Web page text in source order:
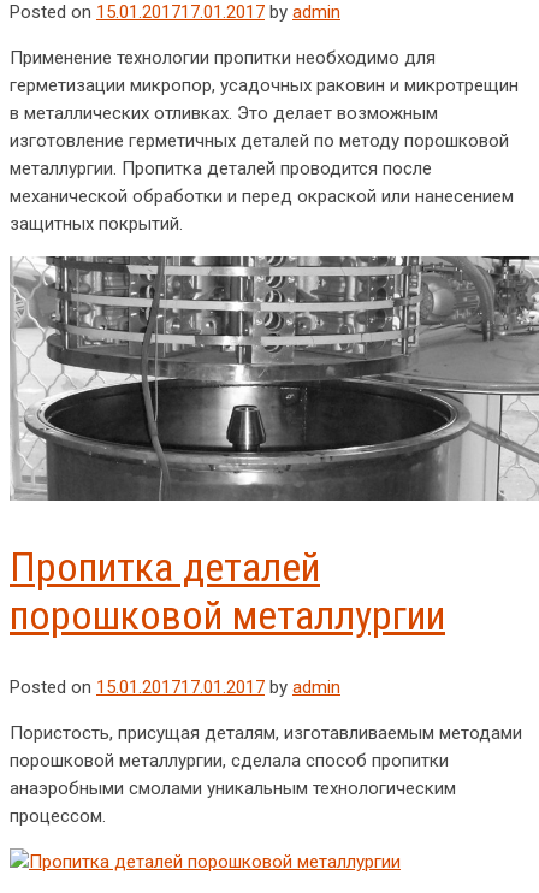
Posted on 15.01.201717.01.2017 by admin
Применение технологии пропитки необходимо для
герметизации микропор, усадочных раковин и микротрещин
в металлических отливках. Это делает возможным
изготовление герметичных деталей по методу порошковой
металлургии. Пропитка деталей проводится после
механической обработки и перед окраской или нанесением
защитных покрытий.
Пропитка деталей
порошковой металлургии
Posted on 15.01.201717.01.2017 by admin
Пористость, присущая деталям, изготавливаемым методами
порошковой металлургии, сделала способ пропитки
анаэробными смолами уникальным технологическим
процессом.